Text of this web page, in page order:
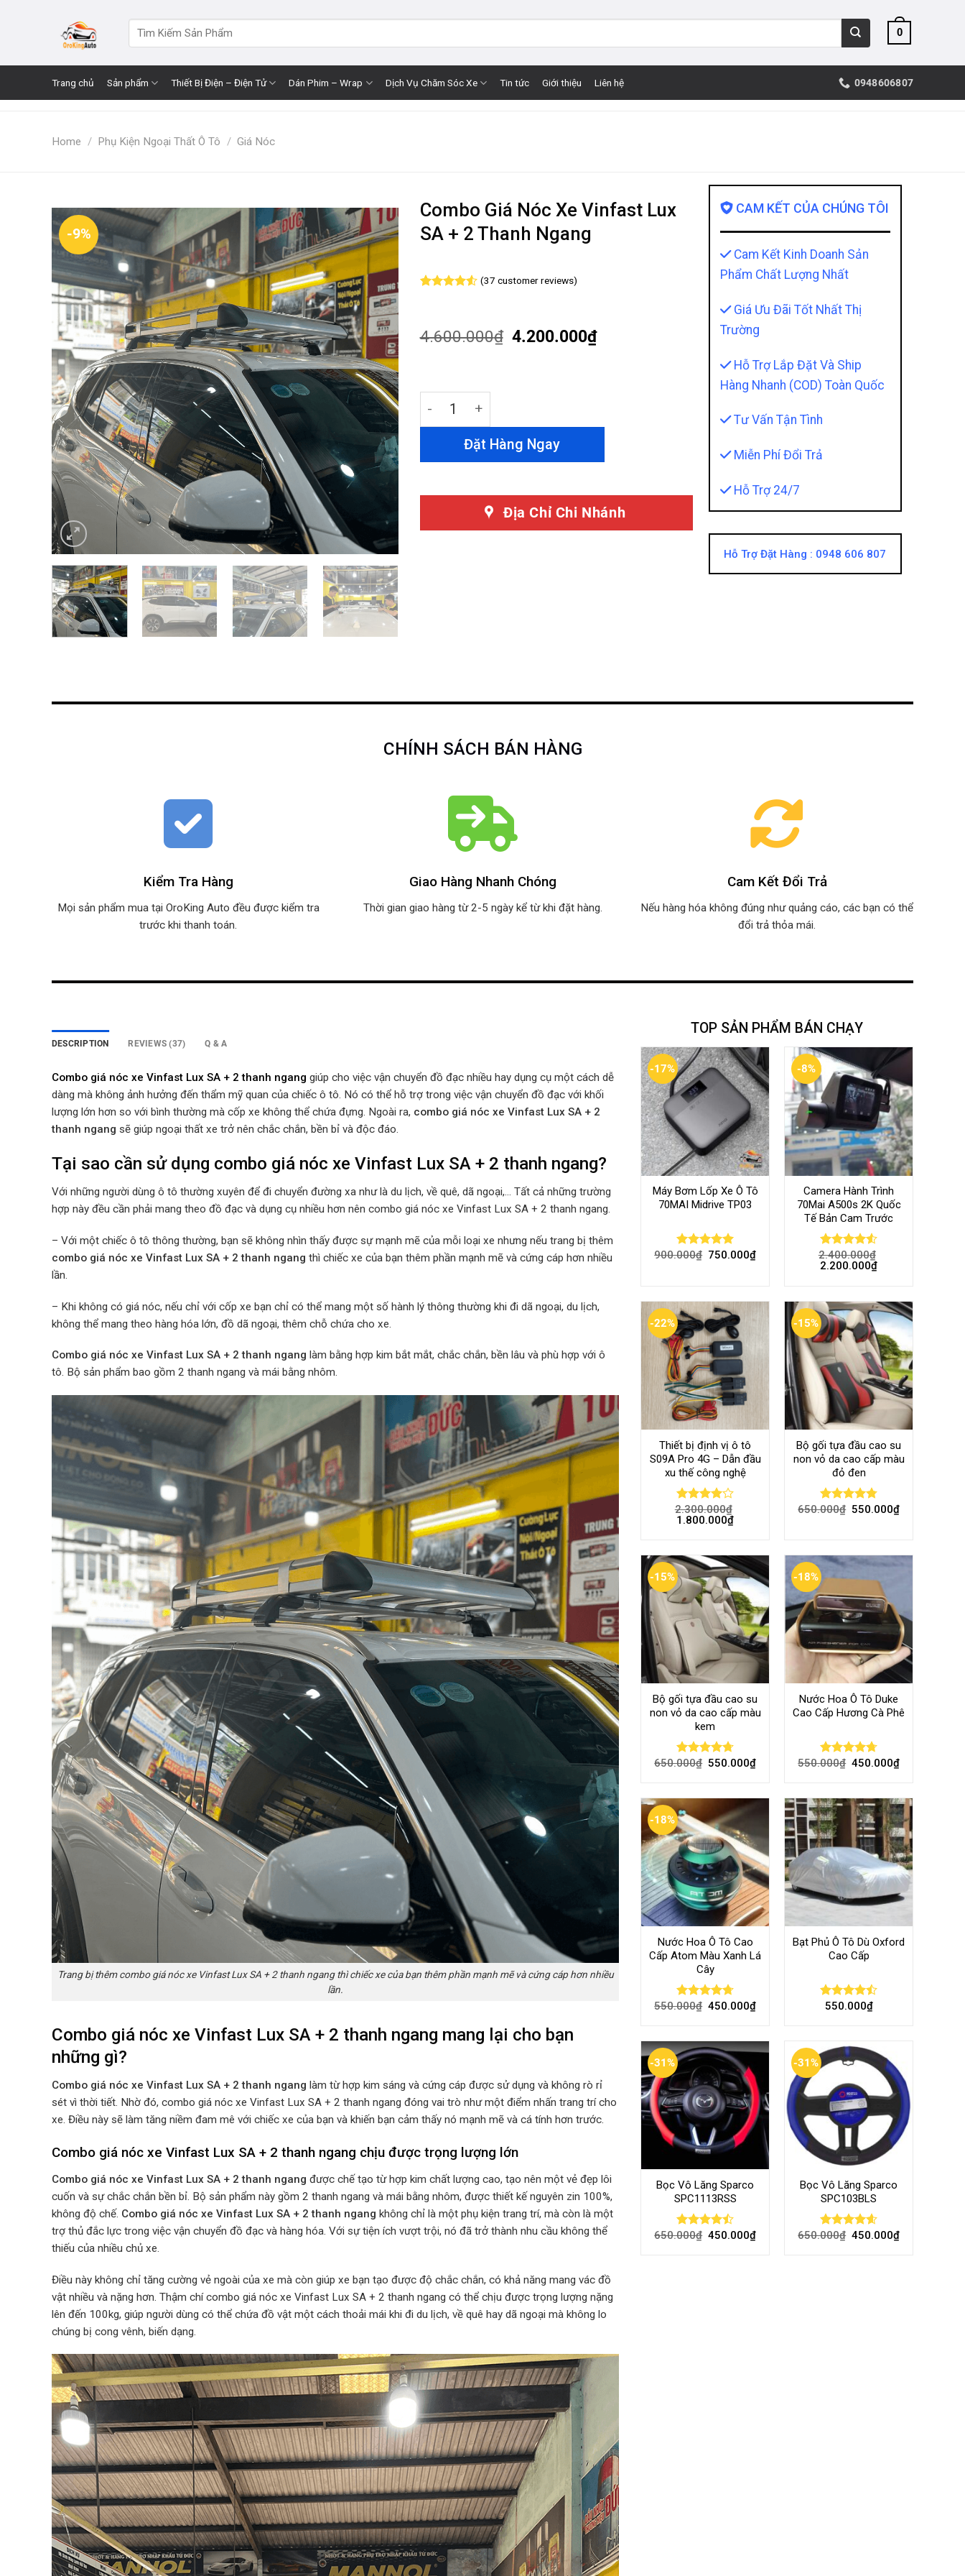
for:
0
Trang chủ Sản phẩm Thiết Bị Điện – Điện Tử Dán Phim – Wrap Dịch Vụ Chăm Sóc Xe Tin tức Giới thiệu Liên hệ 0948606807
Home / Phụ Kiện Ngoại Thất Ô Tô / Giá Nóc
-9%
Combo Giá Nóc Xe Vinfast Lux
SA + 2 Thanh Ngang
customer
ratings
(37 customer reviews)
4.600.000₫ 4.200.000₫
Combo Giá Nóc Xe Vinfast Lux SA + 2 Thanh Ngang quantity
Đặt Hàng Ngay
Địa Chỉ Chi Nhánh
CAM KẾT CỦA CHÚNG TÔI
Cam Kết Kinh Doanh Sản
Phẩm Chất Lượng Nhất
Giá Ưu Đãi Tốt Nhất Thị
Trường
Hỗ Trợ Lắp Đặt Và Ship
Hàng Nhanh (COD) Toàn Quốc
Tư Vấn Tận Tình
Miễn Phí Đổi Trả
Hỗ Trợ 24/7
Hỗ Trợ Đặt Hàng : 0948 606 807
CHÍNH SÁCH BÁN HÀNG
Kiểm Tra Hàng
Mọi sản phẩm mua tại OroKing Auto đều được kiểm tra
trước khi thanh toán.
Giao Hàng Nhanh Chóng
Thời gian giao hàng từ 2-5 ngày kể từ khi đặt hàng.
Cam Kết Đổi Trả
Nếu hàng hóa không đúng như quảng cáo, các bạn có thể
đổi trả thỏa mái.
DESCRIPTION REVIEWS (37) Q & A
Combo giá nóc xe Vinfast Lux SA + 2 thanh ngang giúp cho việc vận chuyển đồ đạc nhiều hay dụng cụ một cách dễ
dàng mà không ảnh hưởng đến thẩm mỹ quan của chiếc ô tô. Nó có thể hỗ trợ trong việc vận chuyển đồ đạc với khối
lượng lớn hơn so với bình thường mà cốp xe không thể chứa đựng. Ngoài ra, combo giá nóc xe Vinfast Lux SA + 2
thanh ngang sẽ giúp ngoại thất xe trở nên chắc chắn, bền bỉ và độc đáo.
Tại sao cần sử dụng combo giá nóc xe Vinfast Lux SA + 2 thanh ngang?
Với những người dùng ô tô thường xuyên để đi chuyển đường xa như là du lịch, về quê, dã ngoại,… Tất cả những trường
hợp này đều cần phải mang theo đồ đạc và dụng cụ nhiều hơn nên combo giá nóc xe Vinfast Lux SA + 2 thanh ngang.
– Với một chiếc ô tô thông thường, bạn sẽ không nhìn thấy được sự mạnh mẽ của mỗi loại xe nhưng nếu trang bị thêm
combo giá nóc xe Vinfast Lux SA + 2 thanh ngang thì chiếc xe của bạn thêm phần mạnh mẽ và cứng cáp hơn nhiều
lần.
– Khi không có giá nóc, nếu chỉ với cốp xe bạn chỉ có thể mang một số hành lý thông thường khi đi dã ngoại, du lịch,
không thể mang theo hàng hóa lớn, đồ dã ngoại, thêm chỗ chứa cho xe.
Combo giá nóc xe Vinfast Lux SA + 2 thanh ngang làm bằng hợp kim bắt mắt, chắc chắn, bền lâu và phù hợp với ô
tô. Bộ sản phẩm bao gồm 2 thanh ngang và mái bằng nhôm.
Trang bị thêm combo giá nóc xe Vinfast Lux SA + 2 thanh ngang thì chiếc xe của bạn thêm phần mạnh mẽ và cứng cáp hơn nhiều
lần.
Combo giá nóc xe Vinfast Lux SA + 2 thanh ngang mang lại cho bạn
những gì?
Combo giá nóc xe Vinfast Lux SA + 2 thanh ngang làm từ hợp kim sáng và cứng cáp được sử dụng và không rò rỉ
sét vì thời tiết. Nhờ đó, combo giá nóc xe Vinfast Lux SA + 2 thanh ngang đóng vai trò như một điểm nhấn trang trí cho
xe. Điều này sẽ làm tăng niềm đam mê với chiếc xe của bạn và khiến bạn cảm thấy nó mạnh mẽ và cá tính hơn trước.
Combo giá nóc xe Vinfast Lux SA + 2 thanh ngang chịu được trọng lượng lớn
Combo giá nóc xe Vinfast Lux SA + 2 thanh ngang được chế tạo từ hợp kim chất lượng cao, tạo nên một vẻ đẹp lôi
cuốn và sự chắc chắn bền bỉ. Bộ sản phẩm này gồm 2 thanh ngang và mái bằng nhôm, được thiết kế nguyên zin 100%,
không độ chế. Combo giá nóc xe Vinfast Lux SA + 2 thanh ngang không chỉ là một phụ kiện trang trí, mà còn là một
trợ thủ đắc lực trong việc vận chuyển đồ đạc và hàng hóa. Với sự tiện ích vượt trội, nó đã trở thành nhu cầu không thể
thiếu của nhiều chủ xe.
Điều này không chỉ tăng cường vẻ ngoài của xe mà còn giúp xe bạn tạo được độ chắc chắn, có khả năng mang vác đồ
vật nhiều và nặng hơn. Thậm chí combo giá nóc xe Vinfast Lux SA + 2 thanh ngang có thể chịu được trọng lượng nặng
lên đến 100kg, giúp người dùng có thể chứa đồ vật một cách thoải mái khi đi du lịch, về quê hay dã ngoại mà không lo
chúng bị cong vênh, biến dạng.
TOP SẢN PHẨM BÁN CHẠY
-17%
Máy Bơm Lốp Xe Ô Tô
70MAI Midrive TP03
Rated 5.00
900.000₫ 750.000₫
-8%
Camera Hành Trình
70Mai A500s 2K Quốc
Tế Bản Cam Trước
Rated4.56
out of 5
2.400.000₫
2.200.000₫
-22%
Thiết bị định vị ô tô
S09A Pro 4G – Dẫn đầu
xu thế công nghệ
Rated
4.00out
2.300.000₫
1.800.000₫
-15%
Bộ gối tựa đầu cao su
non vỏ da cao cấp màu
đỏ đen
Rated4.80
650.000₫ 550.000₫
-15%
Bộ gối tựa đầu cao su
non vỏ da cao cấp màu
kem
Rated4.70
650.000₫ 550.000₫
-18%
Nước Hoa Ô Tô Duke
Cao Cấp Hương Cà Phê
Rated4.70
550.000₫ 450.000₫
-18%
Nước Hoa Ô Tô Cao
Cấp Atom Màu Xanh Lá
Cây
Rated4.70
550.000₫ 450.000₫
Bạt Phủ Ô Tô Dù Oxford
Cao Cấp
Rated
550.000₫
-31%
Bọc Vô Lăng Sparco
SPC1113RSS
Rated
650.000₫ 450.000₫
-31%
Bọc Vô Lăng Sparco
SPC103BLS
Rated4.57
650.000₫ 450.000₫